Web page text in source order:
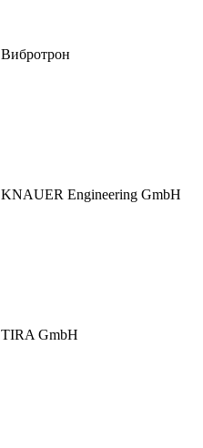
Вибротрон
KNAUER Engineering GmbH
TIRA GmbH